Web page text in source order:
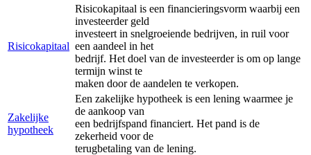
Risicokapitaal
Risicokapitaal is een financieringsvorm waarbij een
investeerder geld
investeert in snelgroeiende bedrijven, in ruil voor
een aandeel in het
bedrijf. Het doel van de investeerder is om op lange
termijn winst te
maken door de aandelen te verkopen.
Zakelijke
hypotheek
Een zakelijke hypotheek is een lening waarmee je
de aankoop van
een bedrijfspand financiert. Het pand is de
zekerheid voor de
terugbetaling van de lening.